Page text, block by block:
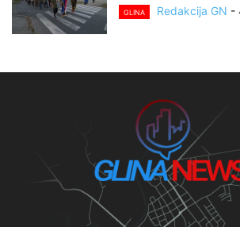
GLINA Redakcija GN -